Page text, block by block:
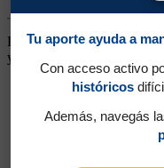
Puntero Derecho. Llegó
y capacidad goleadora. En
Tu aporte ayuda a
Con acceso activo
históricos
Además, navegás